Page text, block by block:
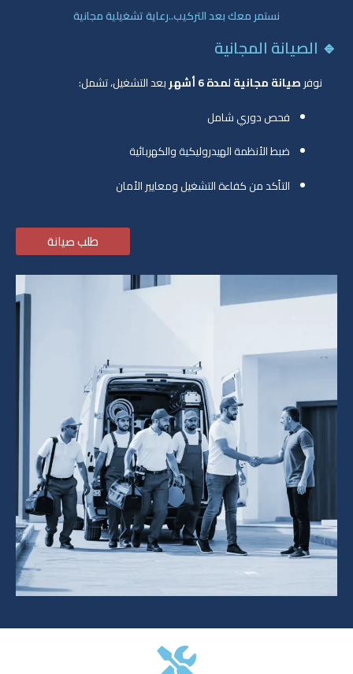
نستمر معك بعد التركيب..رعاية تشغيلية مجانية
🔹 الصيانة المجانية
نوفرصيانة مجانية لمدة 6 أشهر
بعد التشغيل، تشمل:
فحص دوري شامل
ضبط الأنظمة الهيدروليكية والكهربائية
التأكد من كفاءة التشغيل ومعايير الأمان
طلب صيانة